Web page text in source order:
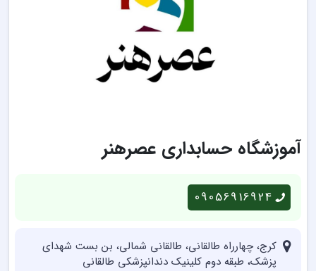
آموزشگاه حسابداری عصرهنر
09056916924
کرج، چهارراه طالقانی، طالقانی شمالی، بن بست شهدای
پزشک، طبقه دوم کلینیک دندانپزشکی طالقانی